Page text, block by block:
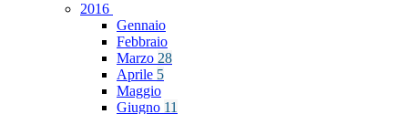
2016
Gennaio
Febbraio
Marzo 28
Aprile 5
Maggio
Giugno 11